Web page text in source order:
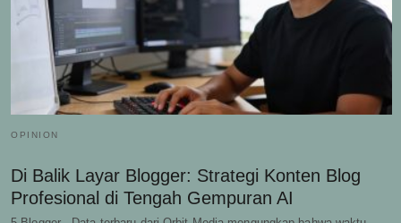
OPINION
Di Balik Layar Blogger: Strategi Konten Blog
Profesional di Tengah Gempuran AI